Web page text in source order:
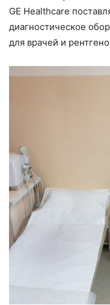
GE Healthcare
диагностическое
для врачей и